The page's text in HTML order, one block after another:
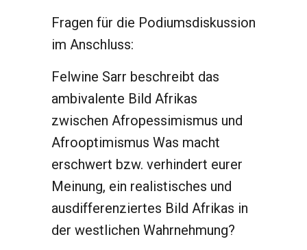
Fragen für die Podiumsdiskussion
im Anschluss:
Felwine Sarr beschreibt das
ambivalente Bild Afrikas
zwischen Afropessimismus und
Afrooptimismus Was macht
erschwert bzw. verhindert eurer
Meinung, ein realistisches und
ausdifferenziertes Bild Afrikas in
der westlichen Wahrnehmung?